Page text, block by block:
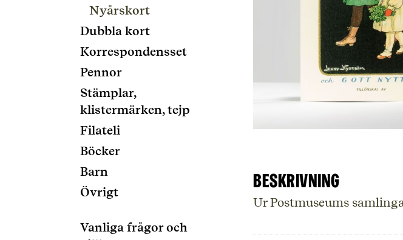
Beskrivning
Ur Postmuseums
Nyårskort
Dubbla kort
Korrespondensset
Pennor
Stämplar,
klistermärken, tejp
Filateli
Böcker
Barn
Övrigt
Vanliga frågor och